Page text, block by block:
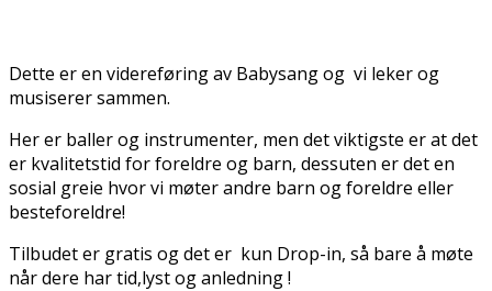
Dette er en videreføring av Babysang og vi leker og
musiserer sammen.
Her er baller og instrumenter, men det viktigste er at det
er kvalitetstid for foreldre og barn, dessuten er det en
sosial greie hvor vi møter andre barn og foreldre eller
besteforeldre!
Tilbudet er gratis og det er kun Drop-in, så bare å møte
når dere har tid,lyst og anledning !